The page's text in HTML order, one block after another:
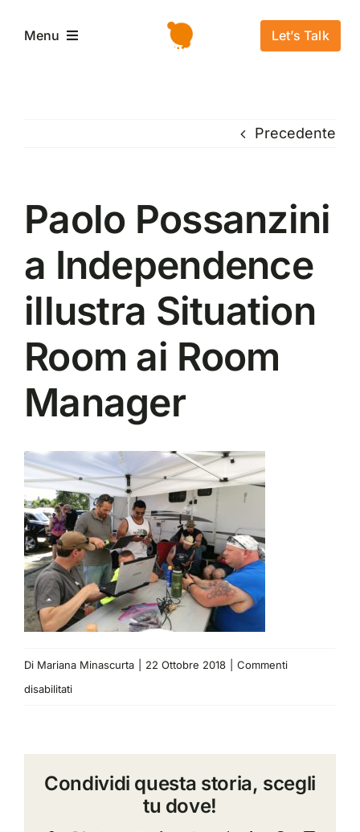
Menu
Settori
Storie di successo
News
Let’s Talk
Precedente
Paolo Possanzini
a Independence
illustra Situation
Room ai Room
Manager
Di Mariana Minascurta 22 Ottobre 2018
Commenti
disabilitatisu
Independence
Condividi questa storia, scegli
tu dove!